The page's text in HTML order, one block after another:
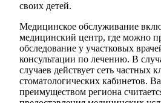
своих детей.
Медицинское обслуживание
медицинский центр, где можно
обследование у участковых
консультации по лечению. В
случаев действует сеть частных
стоматологических кабинетов.
преимуществом региона